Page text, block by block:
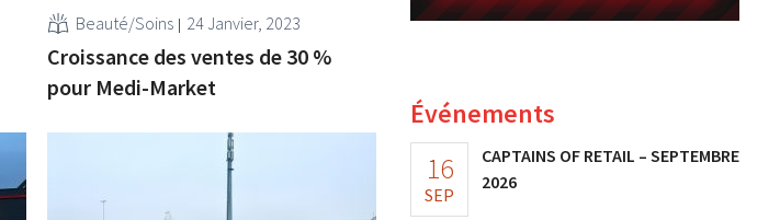
Beauté/Soins 24 Janvier, 2023
Croissance des ventes de 30 %
pour Medi-Market
Événements
16
SEP
CAPTAINS OF RETAIL – SEPTEMBRE
2026